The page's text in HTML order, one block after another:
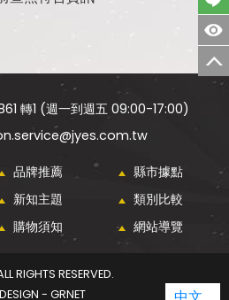
轉1 (週一到週五 09:00-17:00)
品牌推薦
縣市據點
新知主題
類別比較
購物須知 網站導覽
RIGHTS RESERVED.
- GRNET